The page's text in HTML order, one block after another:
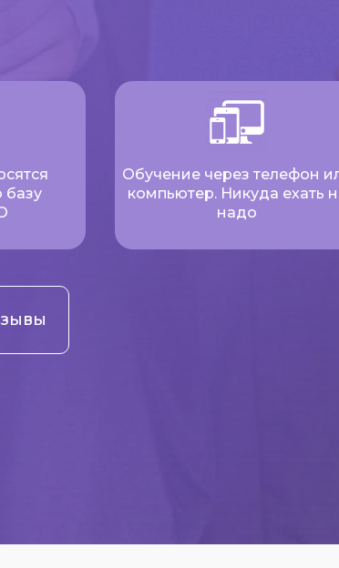
базу
Обучение через телефон
компьютер. Никуда ехать
надо